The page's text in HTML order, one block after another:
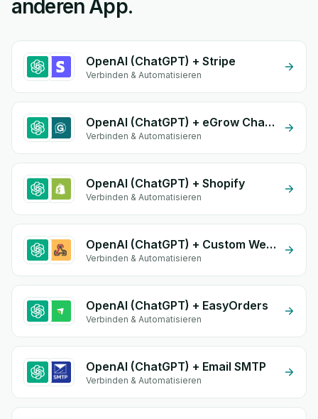
anderen App.
OpenAI (ChatGPT) + Stripe
Verbinden & Automatisieren
OpenAI (ChatGPT) + eGrow Chat Widget
Verbinden & Automatisieren
OpenAI (ChatGPT) + Shopify
Verbinden & Automatisieren
OpenAI (ChatGPT) + Custom Webhook
Verbinden & Automatisieren
OpenAI (ChatGPT) + EasyOrders
Verbinden & Automatisieren
OpenAI (ChatGPT) + Email SMTP
Verbinden & Automatisieren